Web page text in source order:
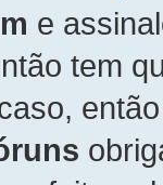
e
tem